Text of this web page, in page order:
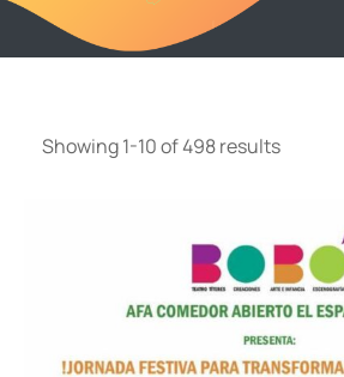
Showing 1-10 of 498 results